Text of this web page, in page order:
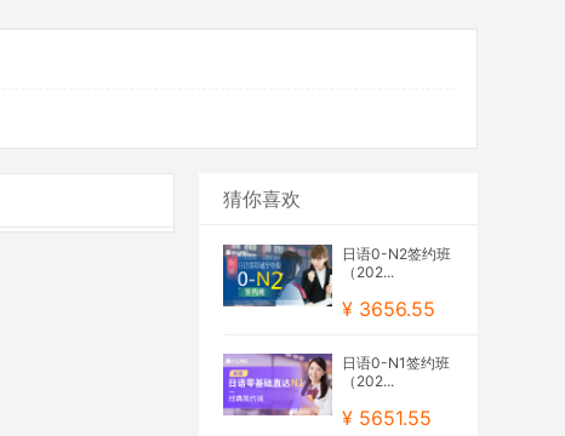
猜你喜欢
日语0-N2签约班
（202...
¥ 3656.55
日语0-N1签约班
（202...
¥ 5651.55